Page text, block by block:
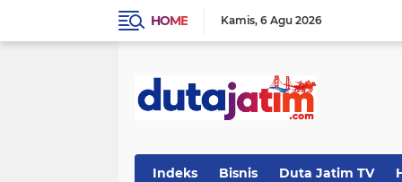
HOME Kamis 6 Agu 2026
Indeks Bisnis Duta Jatim TV